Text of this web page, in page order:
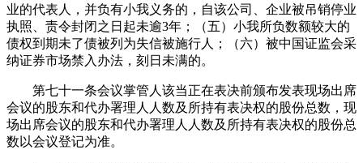
业的代表人，并负有小我义务的，自该公司、企业被吊销停业
执照、责令封闭之日起未逾3年；（五）小我所负数额较大的
债权到期未了债被列为失信被施行人；（六）被中国证监会采
纳证券市场禁入办法，刻日未满的。
第七十一条会议掌管人该当正在表决前颁布发表现场出席
会议的股东和代办署理人人数及所持有表决权的股份总数，现
场出席会议的股东和代办署理人人数及所持有表决权的股份总
数以会议登记为准。